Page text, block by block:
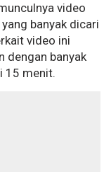
video
banyak dicari
video ini
dengan banyak
15 menit.